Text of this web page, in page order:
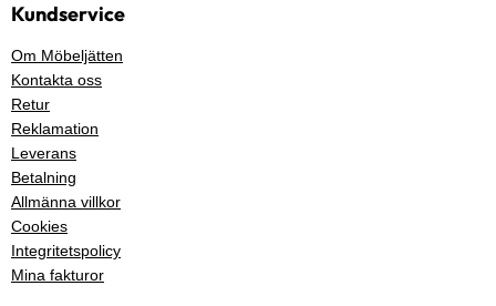
Kundservice
Om Möbeljätten
Kontakta oss
Retur
Reklamation
Leverans
Betalning
Allmänna villkor
Cookies
Integritetspolicy
Mina fakturor